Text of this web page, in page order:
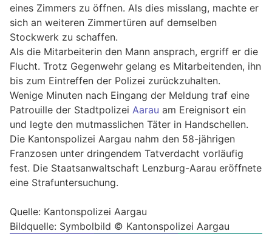
eines Zimmers zu öffnen. Als dies misslang, machte er
sich an weiteren Zimmertüren auf demselben
Stockwerk zu schaffen.
Als die Mitarbeiterin den Mann ansprach, ergriff er die
Flucht. Trotz Gegenwehr gelang es Mitarbeitenden, ihn
bis zum Eintreffen der Polizei zurückzuhalten.
Wenige Minuten nach Eingang der Meldung traf eine
Patrouille der Stadtpolizei Aarau am Ereignisort ein
und legte den mutmasslichen Täter in Handschellen.
Die Kantonspolizei Aargau nahm den 58-jährigen
Franzosen unter dringendem Tatverdacht vorläufig
fest. Die Staatsanwaltschaft Lenzburg-Aarau eröffnete
eine Strafuntersuchung.
Quelle: Kantonspolizei Aargau
Bildquelle: Symbolbild © Kantonspolizei Aargau